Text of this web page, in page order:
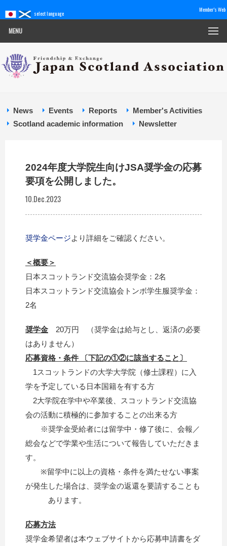
select language
Member's Web
MENU
News Events Reports
Member's Activities
Scotland academic information
Newsletter
2024年度大学院生向けJSA奨学金の応募
要項を公開しました。
10.Dec.2023
奨学金ページより詳細をご確認ください。
＜概要＞
日本スコットランド交流協会奨学金：2名
日本スコットランド交流協会トンボ学生服奨学金：
2名
奨学金 20万円 （奨学金は給与とし、返済の必要
はありません）
応募資格・条件 〔下記の①②に該当すること〕
1スコットランドの大学大学院（修士課程）に入
学を予定している日本国籍を有する方
2大学院在学中や卒業後、スコットランド交流協
会の活動に積極的に参加することの出来る方
※奨学金受給者には留学中・修了後に、会報／
総会などで学業や生活について報告していただきま
す。
※留学中に以上の資格・条件を満たせない事案
が発生した場合は、奨学金の返還を要請することも
あります。
応募方法
奨学金希望者は本ウェブサイトから応募申請書をダ